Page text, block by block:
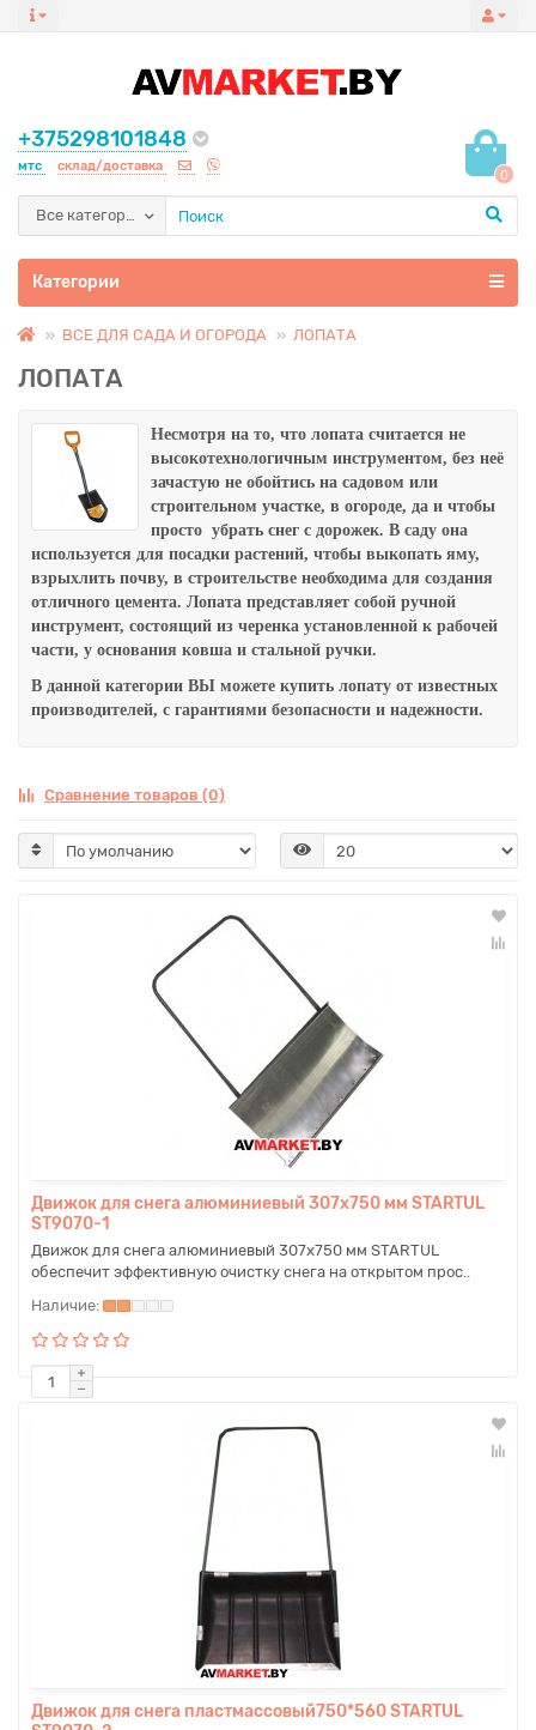
+375298101848
мтс склад/доставка
0
Все категории
Категории
ВСЕ ДЛЯ САДА И ОГОРОДА ЛОПАТА
ЛОПАТА
Несмотря на то, что лопата считается не
высокотехнологичным инструментом, без неё
зачастую не обойтись на садовом или
строительном участке, в огороде, да и чтобы
просто убрать снег с дорожек. В саду она
используется для посадки растений, чтобы выкопать яму,
взрыхлить почву, в строительстве необходима для создания
отличного цемента. Лопата представляет собой ручной
инструмент, состоящий из черенка установленной к рабочей
части, у основания ковша и стальной ручки.
В данной категории ВЫ можете купить лопату от известных
производителей, с гарантиями безопасности и надежности.
Сравнение товаров (0)
Движок для снега алюминиевый 307х750 мм STARTUL
ST9070-1
Движок для снега алюминиевый 307х750 мм STARTUL
обеспечит эффективную очистку снега на открытом прос..
Движок для снега пластмассовый750*560 STARTUL